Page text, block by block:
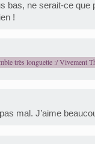
bas, ne serait-ce que
!
très longuette :/ Vivement
mal. J’aime